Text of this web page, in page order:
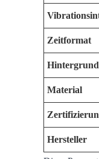
Zeitformat
Material
Hersteller